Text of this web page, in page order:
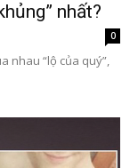
nhất?
0
nhau “lộ của quý”,